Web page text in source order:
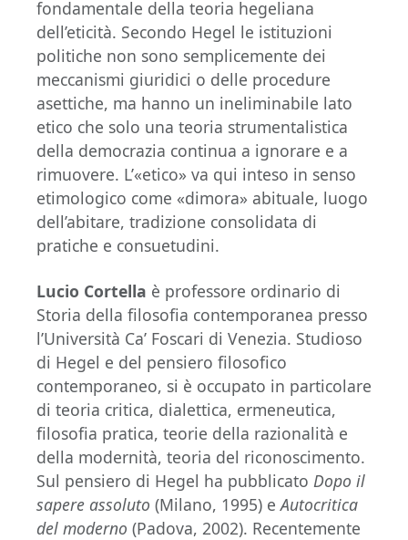
fondamentale della teoria hegeliana
dell’eticità. Secondo Hegel le istituzioni
politiche non sono semplicemente dei
meccanismi giuridici o delle procedure
asettiche, ma hanno un ineliminabile lato
etico che solo una teoria strumentalistica
della democrazia continua a ignorare e a
rimuovere. L’«etico» va qui inteso in senso
etimologico come «dimora» abituale, luogo
dell’abitare, tradizione consolidata di
pratiche e consuetudini.
Lucio Cortella è professore ordinario di
Storia della filosofia contemporanea presso
l’Università Ca’ Foscari di Venezia. Studioso
di Hegel e del pensiero filosofico
contemporaneo, si è occupato in particolare
di teoria critica, dialettica, ermeneutica,
filosofia pratica, teorie della razionalità e
della modernità, teoria del riconoscimento.
Sul pensiero di Hegel ha pubblicato Dopo il
sapere assoluto (Milano, 1995) eAutocritica
del moderno (Padova, 2002). Recentemente